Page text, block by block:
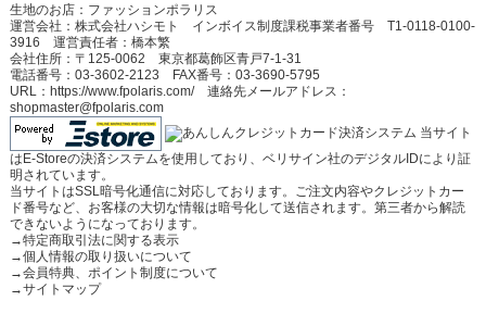
生地のお店：ファッションポラリス
運営会社：株式会社ハシモト インボイス制度課税事業者番号 T1-0118-0100-
3916 運営責任者：橋本繁
会社住所：〒125-0062 東京都葛飾区青戸7-1-31
電話番号：03-3602-2123 FAX番号：03-3690-5795
URL：https://www.fpolaris.com/ 連絡先メールアドレス：
shopmaster@fpolaris.com
当サイト
はE-Storeの決済システムを使用しており、ベリサイン社のデジタルIDにより証
明されています。
当サイトはSSL暗号化通信に対応しております。ご注文内容やクレジットカー
ド番号など、お客様の大切な情報は暗号化して送信されます。第三者から解読
できないようになっております。
→特定商取引法に関する表示
→個人情報の取り扱いについて
→会員特典、ポイント制度について
→サイトマップ